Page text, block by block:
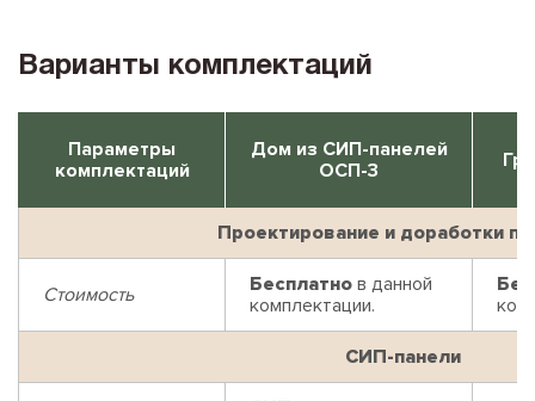
Варианты комплектаций
Параметры
комплектаций
Дом из СИП-панелей
ОСП-3
Проектирование и доработки
Стоимость Бесплатно в данной
комплектации.
СИП-панели